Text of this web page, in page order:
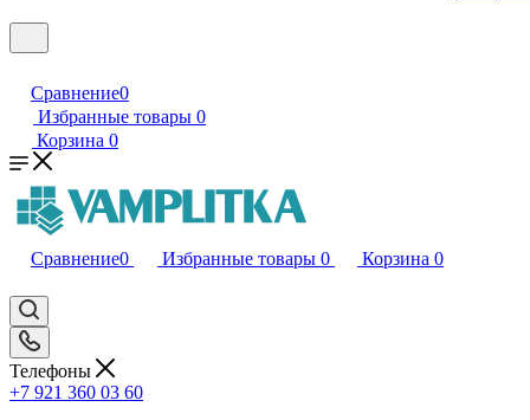
Сравнение0
Избранные товары 0
Корзина 0
Сравнение0 Избранные товары 0 Корзина 0
Телефоны
+7 921 360 03 60